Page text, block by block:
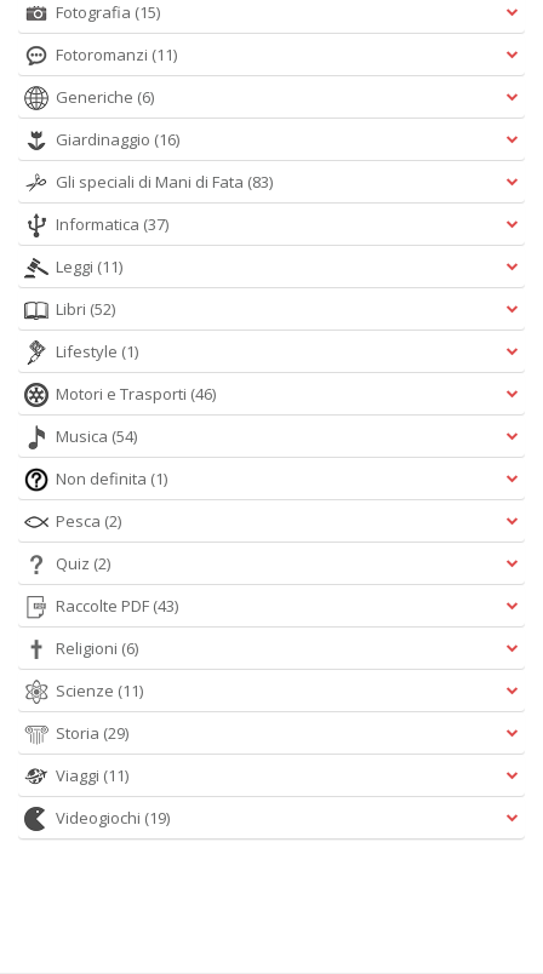
Fotografia (15)
Fotoromanzi (11)
Generiche (6)
Giardinaggio (16)
Gli speciali di Mani di Fata (83)
Informatica (37)
Leggi (11)
Libri (52)
Lifestyle (1)
Motori e Trasporti (46)
Musica (54)
Non definita (1)
Pesca (2)
Quiz (2)
Raccolte PDF (43)
Religioni (6)
Scienze (11)
Storia (29)
Viaggi (11)
Videogiochi (19)